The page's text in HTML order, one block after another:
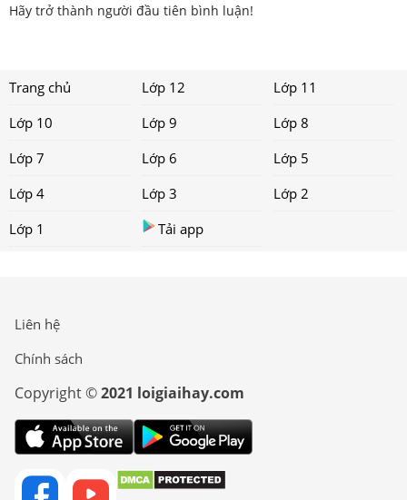
Hãy trở thành người đầu tiên bình luận!
Trang chủ Lớp 12
Lớp 11
Lớp 10
Lớp 9
Lớp 8
Lớp 7
Lớp 6
Lớp 5
Lớp 4
Lớp 3
Lớp 2
Lớp 1
Tải app
Liên hệ
Chính sách
Copyright ©2021 loigiaihay.com